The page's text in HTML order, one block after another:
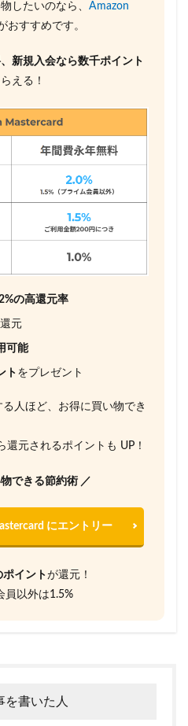
したいのなら、 Amazon
おすすめです。
新規入会なら数千ポイント
える！
の高還元率
元
可能
ト をプレゼント
人ほど、お得に買い物でき
還元されるポイントも UP！
できる節約術 ／
にエントリー
イントが還元！
員以外は1.5%
を書いた人